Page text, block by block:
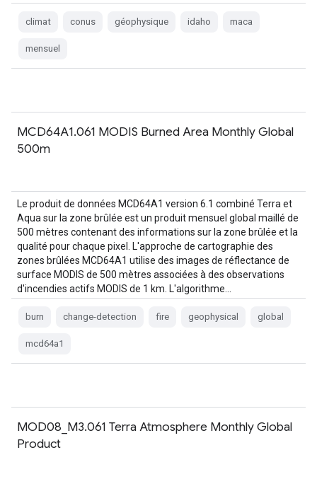
climat conus géophysique idaho maca
mensuel
MCD64A1.061 MODIS Burned Area Monthly Global
500m
Le produit de données MCD64A1 version 6.1 combiné Terra et
Aqua sur la zone brûlée est un produit mensuel global maillé de
500 mètres contenant des informations sur la zone brûlée et la
qualité pour chaque pixel. L'approche de cartographie des
zones brûlées MCD64A1 utilise des images de réflectance de
surface MODIS de 500 mètres associées à des observations
d'incendies actifs MODIS de 1 km. L'algorithme…
burn change-detection fire geophysical global
mcd64a1
MOD08_M3.061 Terra Atmosphere Monthly Global
Product